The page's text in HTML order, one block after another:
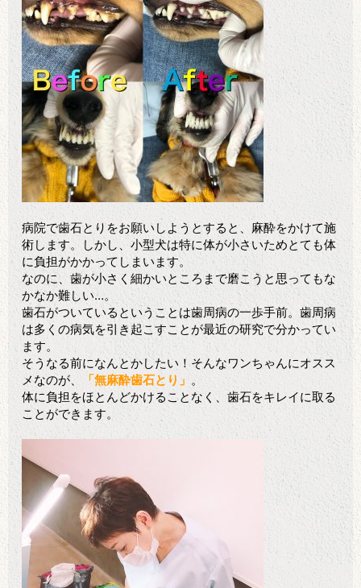
病院で⻭石とりをお願いしようとすると、麻酔をかけて施
術します。しかし、小型犬は特に体が小さいためとても体
に負担がかかってしまいます。
なのに、⻭が小さく細かいところまで磨こうと思ってもな
かなか難しい…。
⻭石がついているということは⻭周病の一歩手前。⻭周病
は多くの病気を引き起こすことが最近の研究で分かってい
ます。
そうなる前になんとかしたい！そんなワンちゃんにオスス
メなのが、
「無麻酔⻭石とり」 。
体に負担をほとんどかけることなく、⻭石をキレイに取る
ことができます。